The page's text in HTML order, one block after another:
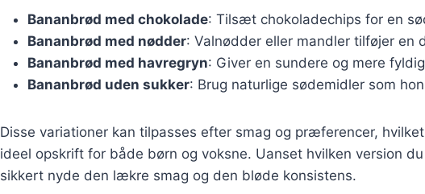
Bananbrød med chokolade: Tilsæt chokoladechips for en
Bananbrød med nødder: Valnødder eller mandler tilføjer en
Bananbrød med havregryn: Giver en sundere og mere
Bananbrød uden sukker: Brug naturlige sødemidler som
Disse variationer kan tilpasses efter smag og præferencer,
ideel opskrift for både børn og voksne. Uanset hvilken version
sikkert nyde den lækre smag og den bløde konsistens.